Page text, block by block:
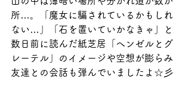
所…。「魔女に騙されているかもしれ
ない…」「石を置いていかなきゃ」と
数日前に読んだ紙芝居「ヘンゼルとグ
レーテル」のイメージや空想が膨らみ
友達との会話も弾んでいましたよ☆彡